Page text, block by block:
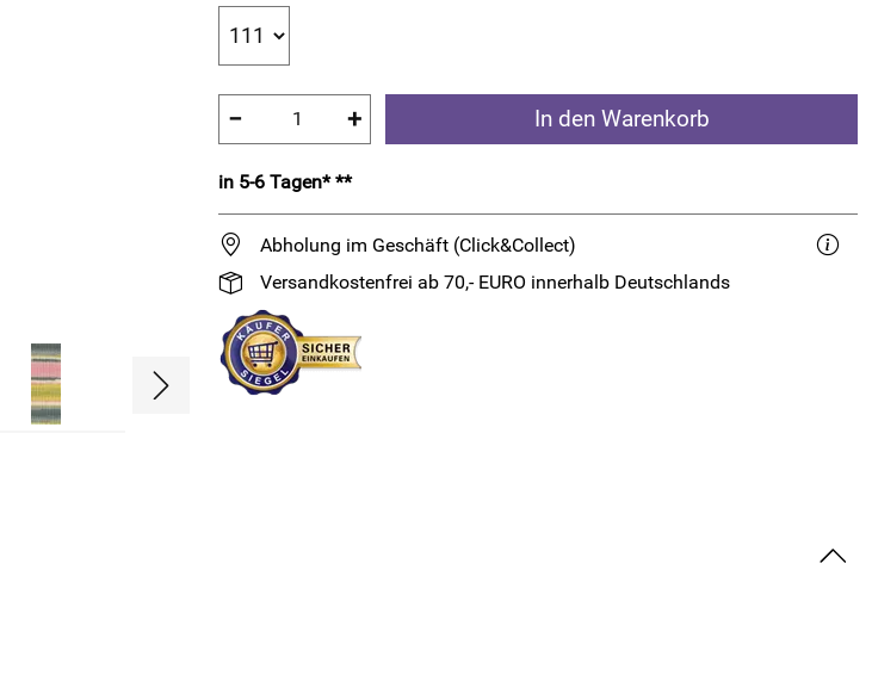
− + In den Warenkorb
in 5-6 Tagen* **
Abholung im Geschäft (Click&Collect)
Versandkostenfrei ab 70,- EURO innerhalb Deutschlands